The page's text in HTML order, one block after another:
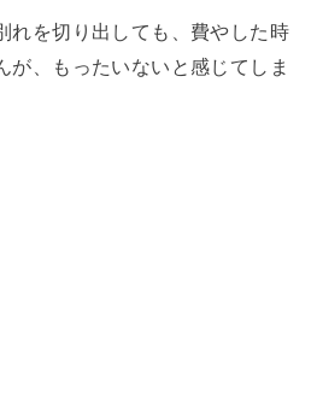
れを切り出しても、費やした時
が、もったいないと感じてしま